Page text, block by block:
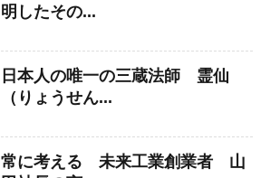
明したその...
日本人の唯一の三蔵法師 霊仙
（りょうせん...
常に考える 未来工業創業者 山